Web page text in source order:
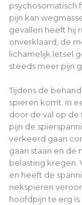
psychosomatisch
pijn kan
gevallen heeft hij
onverklaard, de
lichamelijk letsel
steeds meer pijn
Tijdens de
spieren komt. In
door de val op de
pijn de
verkeerd gaan
gaan staan en de
belasting kregen.
en heeft de
nekspieren
hoofdpijn te erg